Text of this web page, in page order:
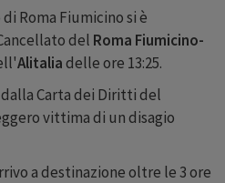
Roma Fiumicino si è
del Roma Fiumicino-
Alitaliadelle ore 13:25.
Carta dei Diritti del
vittima di un disagio
a destinazione oltre le 3 ore